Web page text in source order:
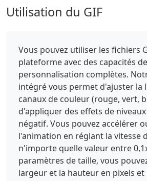
Utilisation du GIF
Vous pouvez utiliser les fichiers
plateforme avec des capacités de
personnalisation complètes.
intégré vous permet d'ajuster la
canaux de couleur (rouge, vert,
d'appliquer des effets de
négatif. Vous pouvez accélérer
l'animation en réglant la vitesse
n'importe quelle valeur entre
paramètres de taille, vous
largeur et la hauteur en pixels